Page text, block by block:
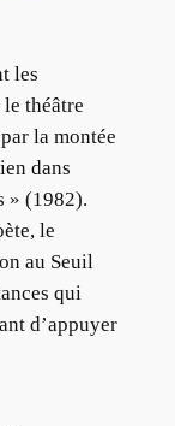
les
théâtre
la montée
dans
» (1982).
le
au Seuil
qui
d’appuyer